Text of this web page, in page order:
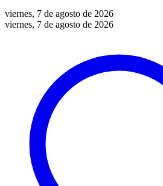
viernes, 7 de agosto de 2026
viernes, 7 de agosto de 2026